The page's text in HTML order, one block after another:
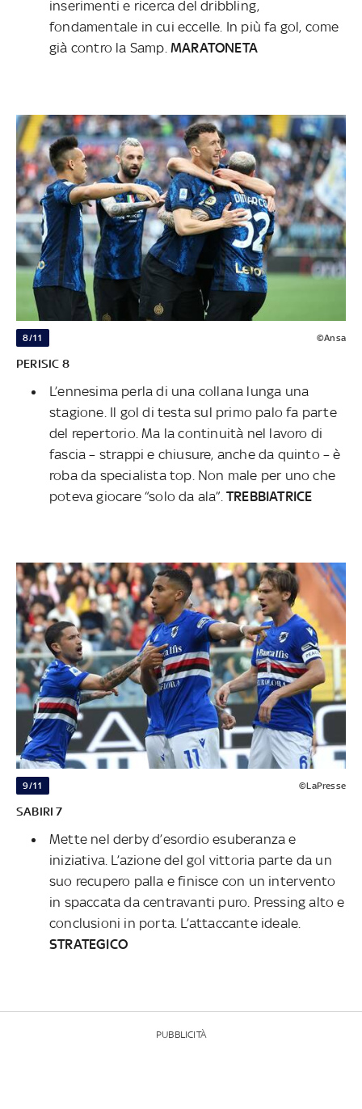
inserimenti e ricerca del dribbling,
fondamentale in cui eccelle. In più fa gol, come
già contro la Samp. MARATONETA
8/11 ©Ansa
PERISIC 8
L’ennesima perla di una collana lunga una
stagione. Il gol di testa sul primo palo fa parte
del repertorio. Ma la continuità nel lavoro di
fascia – strappi e chiusure, anche da quinto – è
roba da specialista top. Non male per uno che
poteva giocare “solo da ala”. TREBBIATRICE
9/11 ©LaPresse
SABIRI 7
Mette nel derby d’esordio esuberanza e
iniziativa. L’azione del gol vittoria parte da un
suo recupero palla e finisce con un intervento
in spaccata da centravanti puro. Pressing alto e
conclusioni in porta. L’attaccante ideale.
STRATEGICO
PUBBLICITÀ